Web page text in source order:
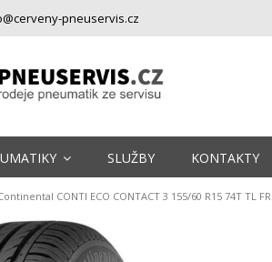
pneuservis.cz
SLUŽBY KONTAKTY
CONTI ECO CONTACT 3 155/60 R15 74T TL FR